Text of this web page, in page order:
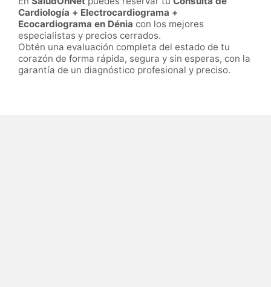
Cardiología + Electrocardiograma +
Ecocardiograma en Dénia con los mejores
especialistas y precios cerrados.
Obtén una evaluación completa del estado de tu
corazón de forma rápida, segura y sin esperas, con la
garantía de un diagnóstico profesional y preciso.